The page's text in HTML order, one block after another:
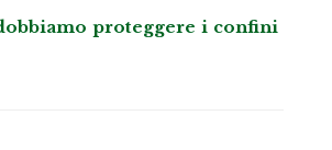
proteggere i confini